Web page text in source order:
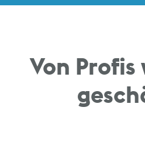
Von